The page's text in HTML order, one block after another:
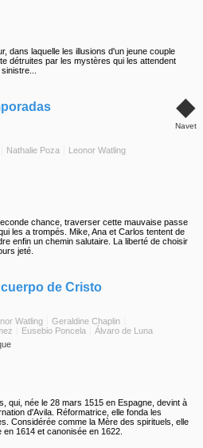
dans laquelle les illusions d'un jeune couple
détruites par les mystères qui les attendent
◆
Navet
Nathalie Poza
Leonor Watling
chance, traverser cette mauvaise passe
les a trompés. Mike, Ana et Carlos tentent de
enfin un chemin salutaire. La liberté de choisir
jeté.
cuerpo de Cristo
Watling
Geraldine Chaplin
Eusebio Poncela
Álvaro de Luna
qui, née le 28 mars 1515 en Espagne, devint à
d'Avila. Réformatrice, elle fonda les
Considérée comme la Mère des spirituels, elle
1614 et canonisée en 1622.